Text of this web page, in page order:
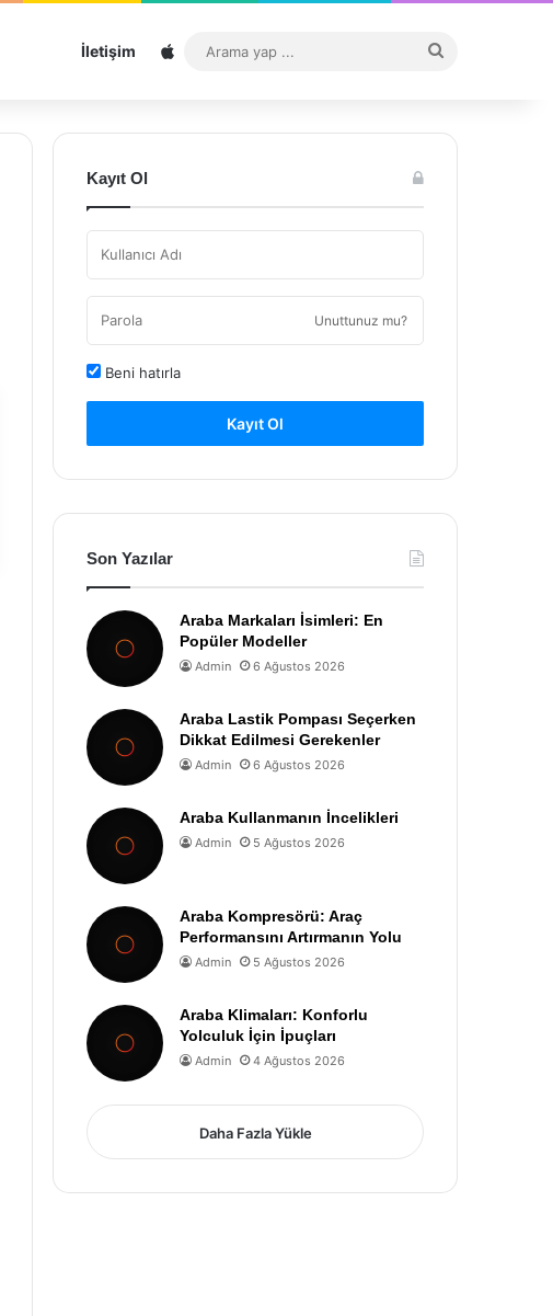
İletişim Sitemap
...
Kayıt Ol
Unuttunuz mu?
Beni hatırla
Kayıt Ol
Son Yazılar
Araba Markaları İsimleri: En
Popüler Modeller
Admin 6 Ağustos 2026
Araba Lastik Pompası Seçerken
Dikkat Edilmesi Gerekenler
Admin 6 Ağustos 2026
Araba Kullanmanın İncelikleri
Admin 5 Ağustos 2026
Araba Kompresörü: Araç
Performansını Artırmanın Yolu
Admin 5 Ağustos 2026
Araba Klimaları: Konforlu
Yolculuk İçin İpuçları
Admin 4 Ağustos 2026
Daha Fazla Yükle